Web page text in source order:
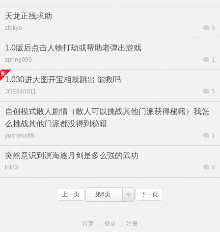
天龙正线求助
zfqkyo 5
1.0版后点击人物打劫或帮助老弹出游戏
spring999 1
1.030进大图开宝相就跳出 能救吗
JOE840911 5
自创模式散人剧情（散人可以挑战其他门派获得秘籍）我怎
么挑战其他门派都没得到秘籍
yusheka88 1
突然意识到溟海逐月剑是多么强的武功
tnt23 6
上一页 第6页 下一页
首页 登录 注册